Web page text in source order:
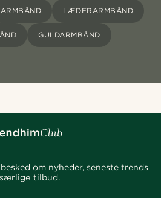
ARMBÅND LÆDERARMBÅND
GULDARMBÅND
om nyheder, seneste trends
tilbud.